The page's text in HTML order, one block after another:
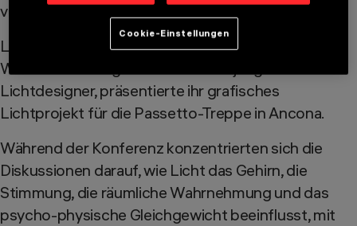
von Radio 24 Il Sole 24 Ore.
Loeiza Cabaret, Gewinnerin des internationalen
Wettbewerbs Light for Future für junge
Lichtdesigner, präsentierte ihr grafisches
Lichtprojekt für die Passetto-Treppe in Ancona.
Während der Konferenz konzentrierten sich die
Diskussionen darauf, wie Licht das Gehirn, die
Stimmung, die räumliche Wahrnehmung und das
psycho-physische Gleichgewicht beeinflusst, mit
Cookie-Einstellungen